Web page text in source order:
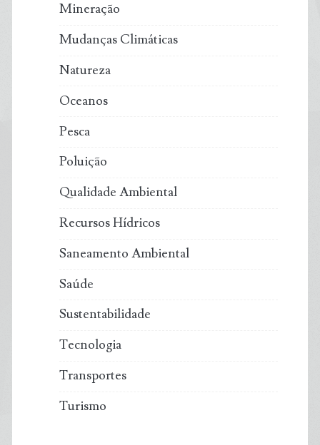
Mineração
Mudanças Climáticas
Natureza
Oceanos
Pesca
Poluição
Qualidade Ambiental
Recursos Hídricos
Saneamento Ambiental
Saúde
Sustentabilidade
Tecnologia
Transportes
Turismo